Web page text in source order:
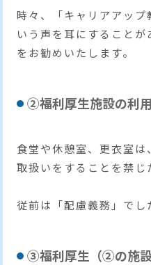
時々、「キャリアアッ
いう声を耳にすること
をお勧めいたします。
②福利厚生施設の利用
食堂や休憩室、更衣室
取扱いをすることを禁じ
従前は「配慮義務」でし
③福利厚生（②の施設